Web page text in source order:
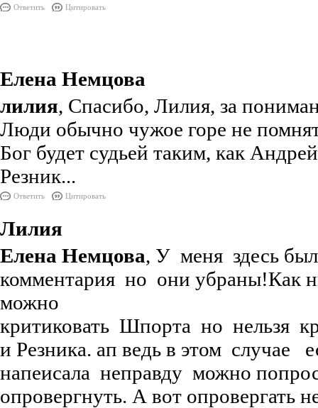
Ответить Цитировать
Елена Немцова
лилия, Спасибо, Лилия, за
Люди обычно чужое горе не
Бог будет судьей таким, как
Резник...
Ответить Цитировать
Лилия
Елена Немцова, У меня здесь
комментария но они убраны!Как
можно
критиковать Шпорта но нельзя
и Резника. ап ведь в этом случае
напеисала неправду можно
опровергнуть. А вот опровергать